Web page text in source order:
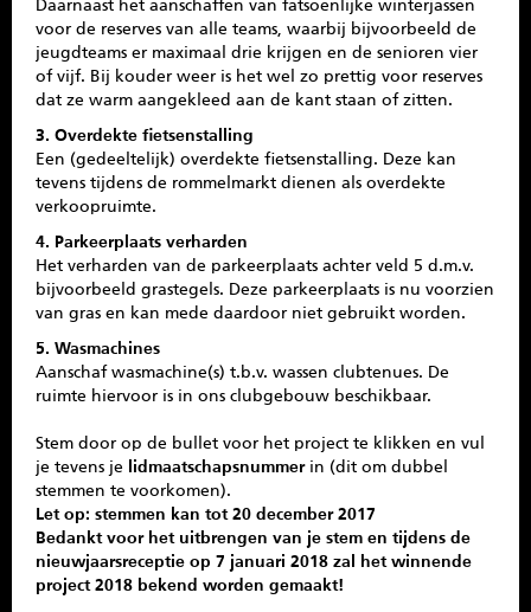
Daarnaast het aanschaffen van fatsoenlijke winterjassen
voor de reserves van alle teams, waarbij bijvoorbeeld de
jeugdteams er maximaal drie krijgen en de senioren vier
of vijf. Bij kouder weer is het wel zo prettig voor reserves
dat ze warm aangekleed aan de kant staan of zitten.
3. Overdekte fietsenstalling
Een (gedeeltelijk) overdekte fietsenstalling. Deze kan
tevens tijdens de rommelmarkt dienen als overdekte
verkoopruimte.
4. Parkeerplaats verharden
Het verharden van de parkeerplaats achter veld 5 d.m.v.
bijvoorbeeld grastegels. Deze parkeerplaats is nu voorzien
van gras en kan mede daardoor niet gebruikt worden.
5. Wasmachines
Aanschaf wasmachine(s) t.b.v. wassen clubtenues. De
ruimte hiervoor is in ons clubgebouw beschikbaar.
Stem door op de bullet voor het project te klikken en vul
je tevens je
lidmaatschapsnummerin (dit om dubbel
stemmen te voorkomen).
Let op: stemmen kan tot 20 december 2017
Bedankt voor het uitbrengen van je stem en tijdens de
nieuwjaarsreceptie op 7 januari 2018 zal het winnende
project 2018 bekend worden gemaakt!